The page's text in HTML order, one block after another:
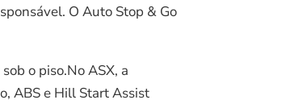
O Auto Stop & Go
o piso.No ASX, a
ABS e Hill Start Assist